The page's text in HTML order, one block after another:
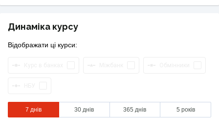
Динаміка курсу
Відображати ці курси:
7 днів 30 днів 365 днів 5 років